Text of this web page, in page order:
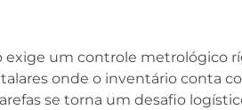
exige um controle metrológico
onde o inventário conta
se torna um desafio